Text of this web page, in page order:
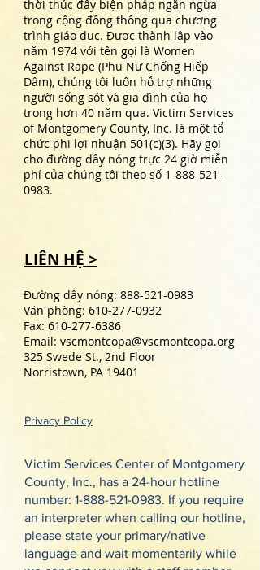
thời thúc đẩy biện pháp ngăn ngừa
trong cộng đồng thông qua chương
trình giáo dục. Được thành lập vào
năm 1974 với tên gọi là Women
Against Rape (Phụ Nữ Chống Hiếp
Dâm), chúng tôi luôn hỗ trợ những
người sống sót và gia đình của họ
trong hơn 40 năm qua. Victim Services
of Montgomery County, Inc. là một tổ
chức phi lợi nhuận 501(c)(3). Hãy gọi
cho đường dây nóng trực 24 giờ miễn
phí của chúng tôi theo số 1-888-521-
0983.
LIÊN HỆ >
Đường dây nóng: 888-521-0983
Văn phòng: 610-277-0932
Fax: 610-277-6386
Email: vscmontcopa@vscmontcopa.org
325 Swede St., 2nd Floor
Norristown, PA 19401
Privacy Policy
Victim Services Center of Montgomery
County, Inc., has a 24-hour hotline
number: 1-888-521-0983. If you require
an interpreter when calling our hotline,
please state your primary/native
language and wait momentarily while